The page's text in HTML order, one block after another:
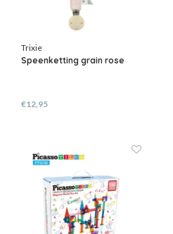
Trixie
Speenketting grain rose
€12,95